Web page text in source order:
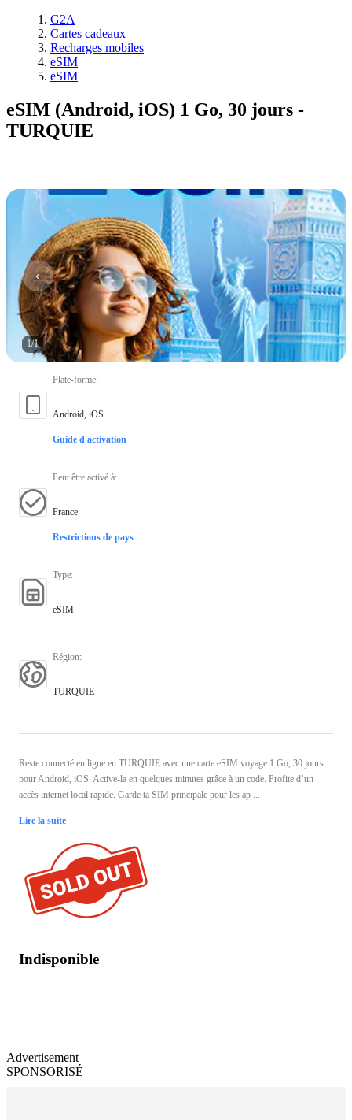
G2A
Cartes cadeaux
Recharges mobiles
eSIM
eSIM
eSIM (Android, iOS) 1 Go, 30 jours -
TURQUIE
1/1
Plate-forme:
Android, iOS
Guide d'activation
Peut être activé à:
France
Restrictions de pays
Type:
eSIM
Région:
TURQUIE
Reste connecté en ligne en TURQUIE avec une carte eSIM voyage 1 Go, 30 jours
pour Android, iOS. Active-la en quelques minutes grâce à un code. Profite d’un
accès internet local rapide. Garde ta SIM principale pour les ap ...
Lire la suite
Indisponible
Advertisement
SPONSORISÉ